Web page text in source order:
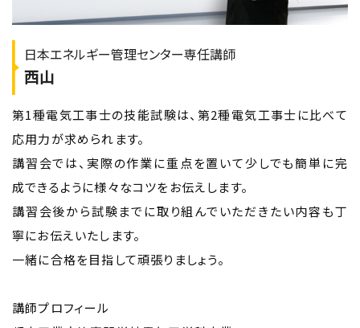
日本エネルギー管理センター専任講師
西山
第1種電気工事士の技能試験は、第2種電気工事士に比べて
応用力が求められます。
講習会では、実際の作業に重点を置いて少しでも簡単に完
成できるように様々なコツをお伝えします。
講習会後から試験までに取り組んでいただきたい内容も丁
寧にお伝えいたします。
一緒に合格を目指して頑張りましょう。
講師プロフィール